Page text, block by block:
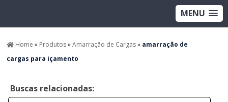
MENU
Home » Produtos»Amarração de Cargas» amarração de
cargas para içamento
Buscas relacionadas: